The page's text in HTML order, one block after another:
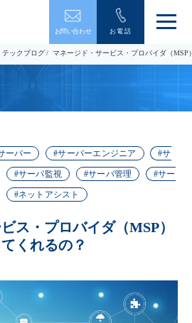
お問い合わせ お電話
メ
ュ
ー
テックブログ マネージド・サービス・プロバイダ（
ーバー サーバーエンジニア サ
サーバ監視 サーバ管理 サー
ネットアシスト
ス・プロバイダ（MSP）
くれるの？